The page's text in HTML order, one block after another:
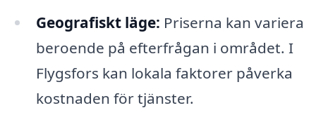
Geografiskt läge: Priserna kan variera
beroende på efterfrågan i området. I
Flygsfors kan lokala faktorer påverka
kostnaden för tjänster.